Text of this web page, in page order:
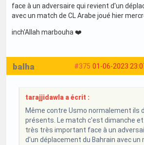
face à un adversaire qui revient d'un
avec un match de CL Arabe joué hier
inch'Allah marbouha ❤️
#375 01-06-2023
balha
tarajjidawla a écrit :
Même contre Usmo normalement ils
présents. Le match c'est dimanche
très très important face à un
d'un déplacement du Bahrain avec un